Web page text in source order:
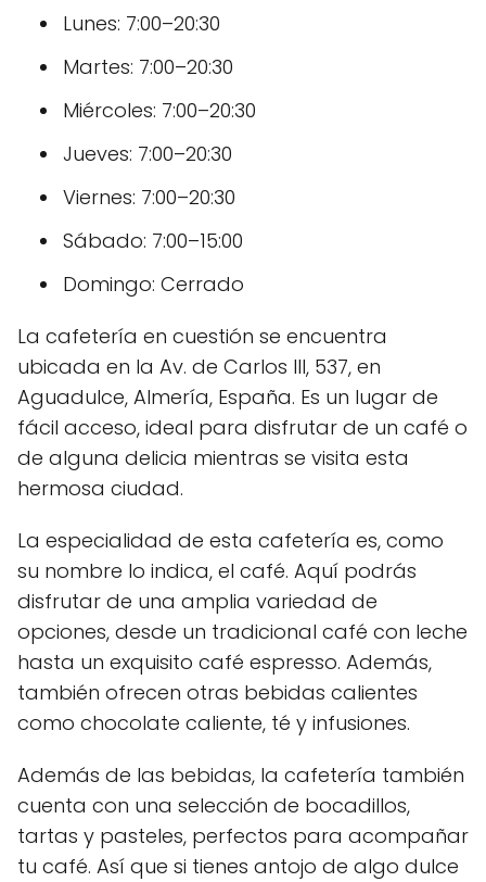
Lunes: 7:00–20:30
Martes: 7:00–20:30
Miércoles: 7:00–20:30
Jueves: 7:00–20:30
Viernes: 7:00–20:30
Sábado: 7:00–15:00
Domingo: Cerrado
La cafetería en cuestión se encuentra
ubicada en la Av. de Carlos III, 537, en
Aguadulce, Almería, España. Es un lugar de
fácil acceso, ideal para disfrutar de un café o
de alguna delicia mientras se visita esta
hermosa ciudad.
La especialidad de esta cafetería es, como
su nombre lo indica, el café. Aquí podrás
disfrutar de una amplia variedad de
opciones, desde un tradicional café con leche
hasta un exquisito café espresso. Además,
también ofrecen otras bebidas calientes
como chocolate caliente, té y infusiones.
Además de las bebidas, la cafetería también
cuenta con una selección de bocadillos,
tartas y pasteles, perfectos para acompañar
tu café. Así que si tienes antojo de algo dulce